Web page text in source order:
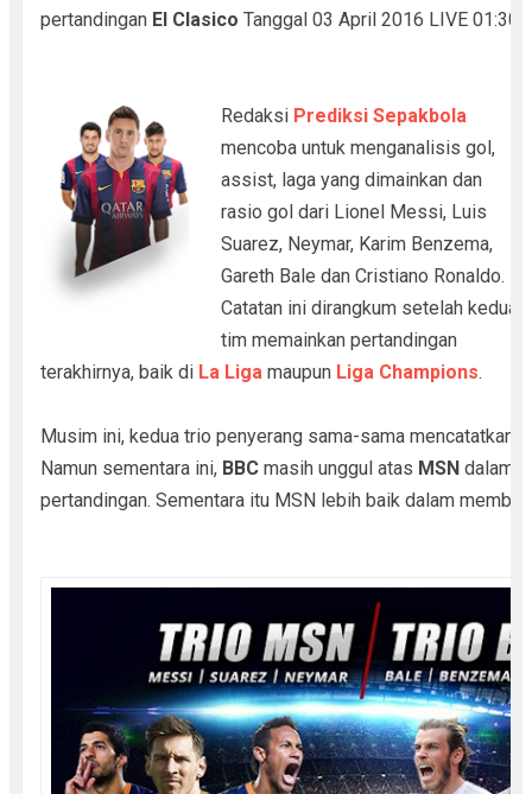
pertandingan El Clasico Tanggal 03 April 2016 LIVE 01:30
Redaksi Prediksi Sepakbola
mencoba untuk menganalisis gol,
assist, laga yang dimainkan dan
rasio gol dari Lionel Messi, Luis
Suarez, Neymar, Karim Benzema,
Gareth Bale dan Cristiano Ronaldo.
Catatan ini dirangkum setelah kedua
tim memainkan pertandingan
terakhirnya, baik di La Liga maupun Liga Champions.
Musim ini, kedua trio penyerang sama-sama mencatatkan
Namun sementara ini, BBCmasih unggul atas MSNdalam
pertandingan. Sementara itu MSN lebih baik dalam